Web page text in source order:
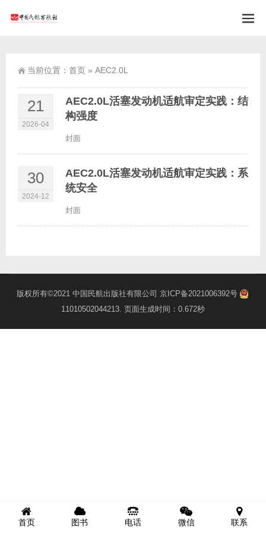
当前位置： 首页 » AEC2.0L
21
2026-04
AEC2.0L活塞发动机适航审定实践：结
构强度
封面
30
2024-12
AEC2.0L活塞发动机适航审定实践：系
统安全
封面
版权所有©2021 中国民航出版社有限公司 京ICP备2021006392号
11010502044213. 页面生成时间：0.672秒
首页 图书 电话 微信 联系